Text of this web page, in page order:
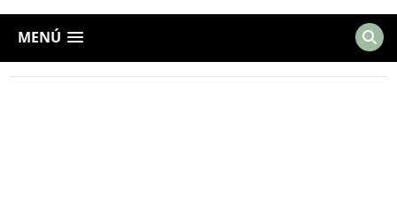
MENÚ